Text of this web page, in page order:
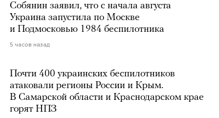
Собянин заявил, что с начала августа
Украина запустила по Москве
и Подмосковью 1984 беспилотника
5 часов назад
Почти 400 украинских беспилотников
атаковали регионы России и Крым.
В Самарской области и Краснодарском крае
горят НПЗ